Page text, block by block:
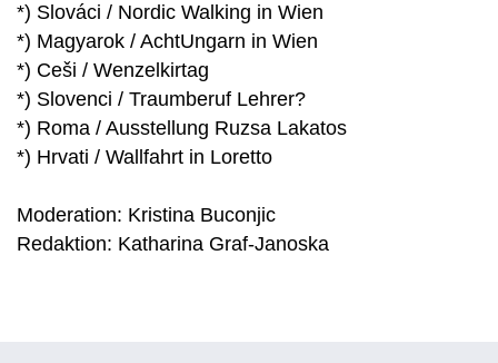
*) Slováci / Nordic Walking in Wien
*) Magyarok / AchtUngarn in Wien
*) Ceši / Wenzelkirtag
*) Slovenci / Traumberuf Lehrer?
*) Roma / Ausstellung Ruzsa Lakatos
*) Hrvati / Wallfahrt in Loretto
Moderation: Kristina Buconjic
Redaktion: Katharina Graf-Janoska